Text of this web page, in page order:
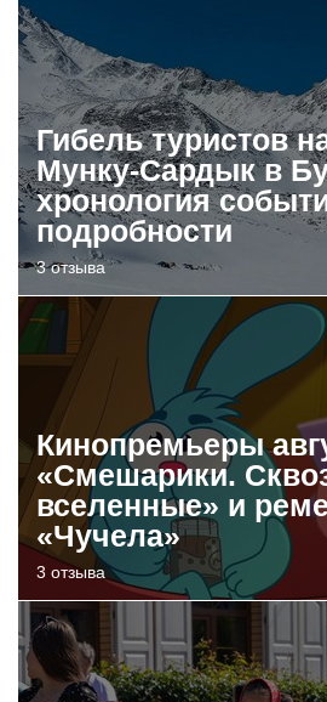
Гибель туристов
Мунку-Сардык в
хронология
подробности
3 отзыва
Кинопремьеры
«Смешарики.
вселенные» и
«Чучела»
3 отзыва